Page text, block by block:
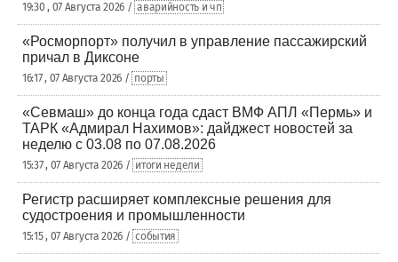
19:30 , 07 Августа 2026 / аварийность и чп
«Росморпорт» получил в управление пассажирский
причал в Диксоне
16:17 , 07 Августа 2026 / порты
«Севмаш» до конца года сдаст ВМФ АПЛ «Пермь» и
ТАРК «Адмирал Нахимов»: дайджест новостей за
неделю с 03.08 по 07.08.2026
15:37 , 07 Августа 2026 / итоги недели
Регистр расширяет комплексные решения для
судостроения и промышленности
15:15 , 07 Августа 2026 / события